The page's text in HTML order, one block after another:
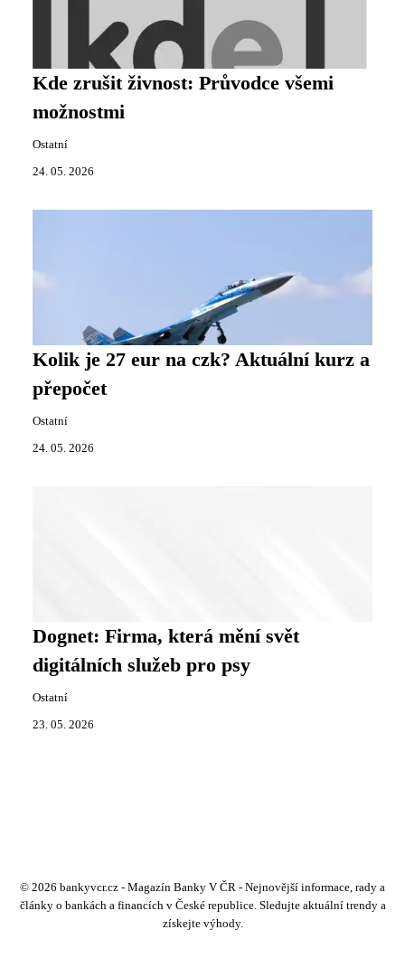
Kde zrušit živnost: Průvodce všemi
možnostmi
Ostatní
24. 05. 2026
Kolik je 27 eur na czk? Aktuální kurz a
přepočet
Ostatní
24. 05. 2026
Dognet: Firma, která mění svět
digitálních služeb pro psy
Ostatní
23. 05. 2026
© 2026 bankyvcr.cz - Magazín Banky V ČR - Nejnovější informace, rady a
články o bankách a financích v České republice. Sledujte aktuální trendy a
získejte výhody.